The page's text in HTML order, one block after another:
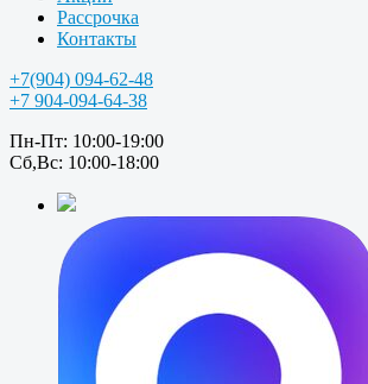
Рассрочка
Контакты
+7(904) 094-62-48
+7 904-094-64-38
Пн-Пт: 10:00-19:00
Сб,Вс: 10:00-18:00